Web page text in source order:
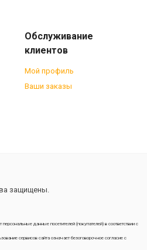
Обслуживание
клиентов
Мой профиль
Ваши заказы
защищены.
данные посетителей (покупателей) в соответствии с
сервисов сайта означает безоговорочное согласие с